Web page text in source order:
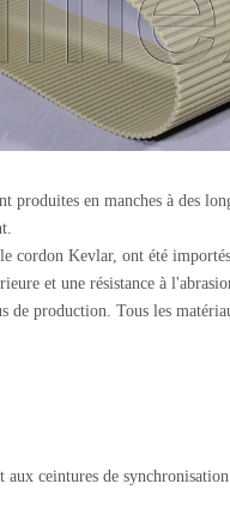
en manches à des
Kevlar, ont été
et une résistance à
de production. Tous les
ceintures de